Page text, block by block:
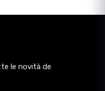
le novità de